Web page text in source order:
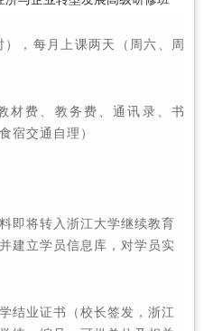
，每月上课两天（周六、周
材费、教务费、通讯录、书
宿交通自理 ）
即将转入浙江大学继续教育
建立学员信息库，对学员实
结业证书（校长签发，浙江